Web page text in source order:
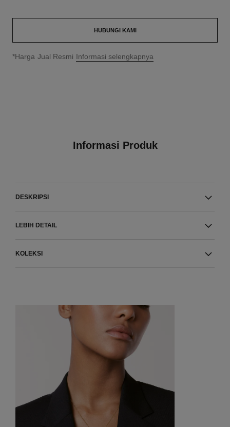
HUBUNGI KAMI
↩
*Harga Jual Resmi Informasi selengkapnya
Informasi Produk
DESKRIPSI
LEBIH DETAIL
KOLEKSI